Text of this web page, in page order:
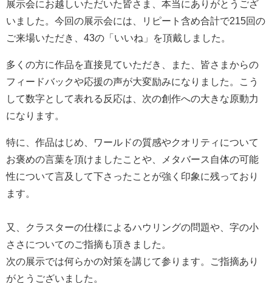
展示会にお越しいただいた皆さま、本当にありがとうござ
いました。今回の展示会には、リピート含め合計で215回の
ご来場いただき、43の「いいね」を頂戴しました。
多くの方に作品を直接見ていただき、また、皆さまからの
フィードバックや応援の声が大変励みになりました。こう
して数字として表れる反応は、次の創作への大きな原動力
になります。
特に、作品はじめ、ワールドの質感やクオリティについて
お褒めの言葉を頂けましたことや、メタバース自体の可能
性について言及して下さったことが強く印象に残っており
ます。
又、クラスターの仕様によるハウリングの問題や、字の小
ささについてのご指摘も頂きました。
次の展示では何らかの対策を講じて参ります。ご指摘あり
がとうございました。